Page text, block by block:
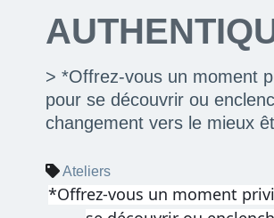
> *Offrez-vous un moment
pour se découvrir ou
changement vers le mieux
Ateliers
*Offrez-vous un moment